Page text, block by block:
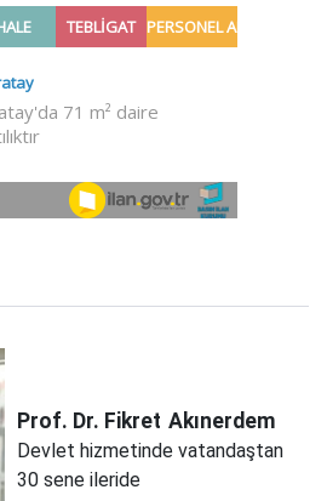
Prof. Dr. Fikret Akınerdem
Devlet hizmetinde vatandaştan
30 sene ileride